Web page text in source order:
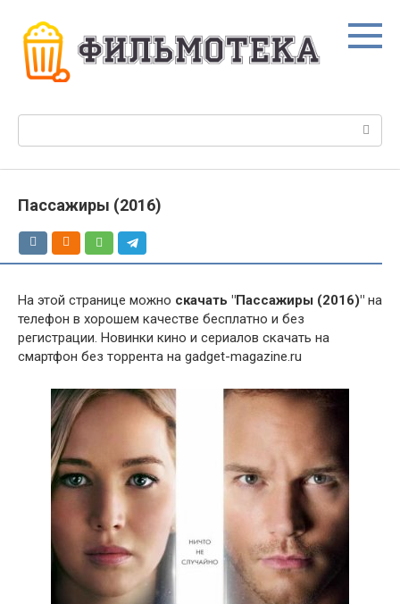
контенту
Пассажиры (2016)
На этой странице можно скачать "Пассажиры (2016)" на
телефон в хорошем качестве бесплатно и без
регистрации. Новинки кино и сериалов скачать на
смартфон без торрента на gadget-magazine.ru